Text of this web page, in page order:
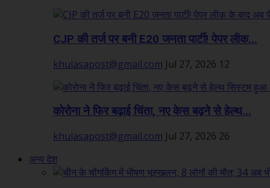
CJP की तर्ज पर बनी E20 जनता पार्टी! पेपर लीक...
khulasapost@gmail.com Jul 27, 2026 12
कोरोना ने फिर बढ़ाई चिंता, नए केस बढ़ने से हेल्थ...
khulasapost@gmail.com Jul 27, 2026 26
अन्य देश